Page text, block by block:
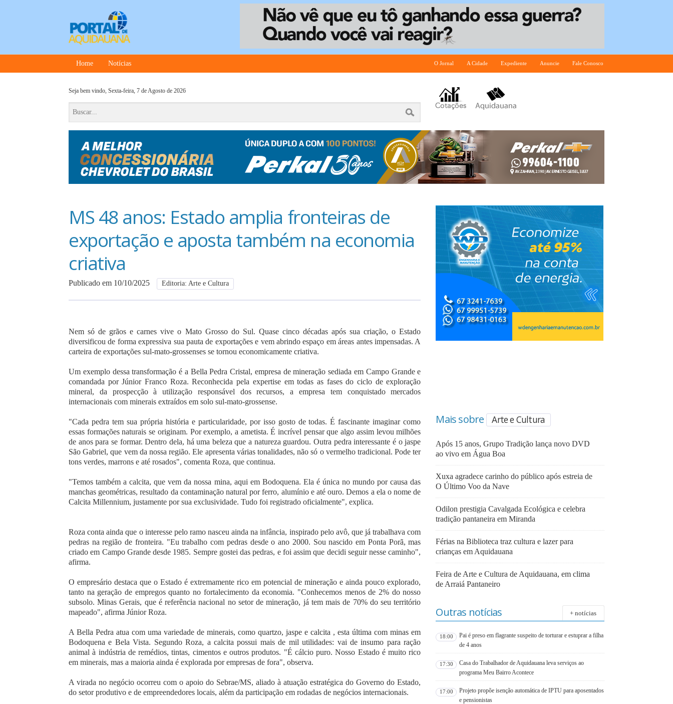
Home Notícias O Jornal A Cidade Expediente Anuncie Fale Conosco
Seja bem vindo, Sexta-feira, 7 de Agosto de 2026
MS 48 anos: Estado amplia fronteiras de
exportação e aposta também na economia
criativa
Publicado em 10/10/2025 Editoria: Arte e Cultura
Nem só de grãos e carnes vive o Mato Grosso do Sul. Quase cinco décadas após sua criação, o Estado
diversificou de forma expressiva sua pauta de exportações e vem abrindo espaço em áreas antes impensadas. A
carteira de exportações sul-mato-grossenses se tornou economicamente criativa.
Um exemplo dessa transformação é a Bella Pedra Cristal, empresa de mineração sediada em Campo Grande e
comandada por Júnior Franco Roza. Reconhecida pela expertise em todas as fases do ciclo de exploração
mineral, da prospecção à utilização responsável dos recursos, a empresa tem conquistado mercados
internacionais com minerais extraídos em solo sul-mato-grossense.
"Cada pedra tem sua própria história e particularidade, por isso gosto de todas. É fascinante imaginar como
essas formações naturais se originam. Por exemplo, a ametista. É incrível pensar que algo assim levou milhões
de anos para se formar. Dentro dela, há uma beleza que a natureza guardou. Outra pedra interessante é o jaspe
São Gabriel, que vem da nossa região. Ele apresenta várias tonalidades, não só o vermelho tradicional. Pode ter
tons verdes, marrons e até rosados", comenta Roza, que continua.
"Temos também a calcita, que vem da nossa mina, aqui em Bodoquena. Ela é única no mundo por causa das
manchas geométricas, resultado da contaminação natural por ferro, alumínio e até ouro. Demos a ela o nome de
Calcita Millennium, justamente por sua exclusividade. Tudo foi registrado oficialmente", explica.
Roza conta ainda que o interesse pelo ramo nasceu ainda na infância, inspirado pelo avô, que já trabalhava com
pedras na região de fronteira. "Eu trabalho com pedras desde o ano 2000. Sou nascido em Ponta Porã, mas
criado em Campo Grande desde 1985. Sempre gostei das pedras, e foi assim que decidi seguir nesse caminho",
afirma.
O empresário destaca que o Estado é extremamente rico em potencial de mineração e ainda pouco explorado,
tanto na geração de empregos quanto no fortalecimento da economia. "Conhecemos menos de 2% do nosso
subsolo. Minas Gerais, que é referência nacional no setor de mineração, já tem mais de 70% do seu território
mapeado", afirma Júnior Roza.
A Bella Pedra atua com uma variedade de minerais, como quartzo, jaspe e calcita , esta última com minas em
Bodoquena e Bela Vista. Segundo Roza, a calcita possui mais de mil utilidades: vai de insumo para ração
animal à indústria de remédios, tintas, cimentos e outros produtos. "É cálcio puro. Nosso Estado é muito rico
em minerais, mas a maioria ainda é explorada por empresas de fora", observa.
A virada no negócio ocorreu com o apoio do Sebrae/MS, aliado à atuação estratégica do Governo do Estado,
do setor produtivo e de empreendedores locais, além da participação em rodadas de negócios internacionais.
Mais sobre Arte e Cultura
Após 15 anos, Grupo Tradição lança novo DVD
ao vivo em Água Boa
Xuxa agradece carinho do público após estreia de
O Último Voo da Nave
Odilon prestigia Cavalgada Ecológica e celebra
tradição pantaneira em Miranda
Férias na Biblioteca traz cultura e lazer para
crianças em Aquidauana
Feira de Arte e Cultura de Aquidauana, em clima
de Arraiá Pantaneiro
Outras notícias + notícias
18:00
Pai é preso em flagrante suspeito de torturar e estuprar a filha
de 4 anos
17:30
Casa do Trabalhador de Aquidauana leva serviços ao
programa Meu Bairro Acontece
17:00
Projeto propõe isenção automática de IPTU para aposentados
e pensionistas